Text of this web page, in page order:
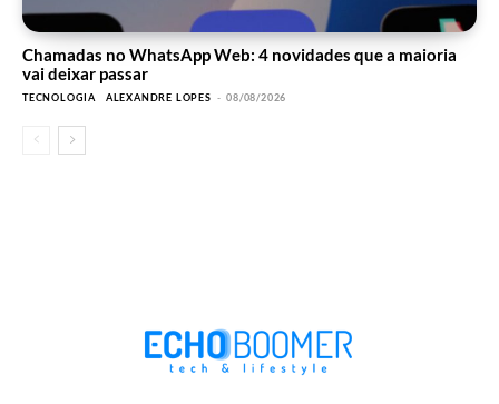
Chamadas no WhatsApp Web: 4 novidades que a maioria
vai deixar passar
TECNOLOGIA ALEXANDRE LOPES - 08/08/2026